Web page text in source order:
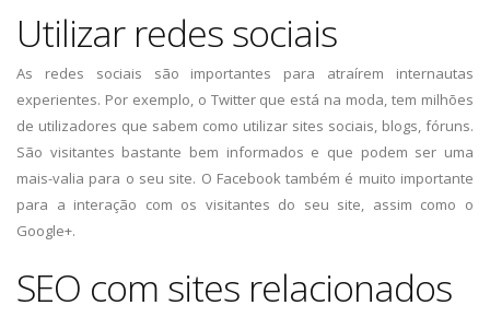
Utilizar redes sociais
As redes sociais são importantes para atraírem internautas
experientes. Por exemplo, o Twitter que está na moda, tem milhões
de utilizadores que sabem como utilizar sites sociais, blogs, fóruns.
São visitantes bastante bem informados e que podem ser uma
mais-valia para o seu site. O Facebook também é muito importante
para a interação com os visitantes do seu site, assim como o
Google+.
SEO com sites relacionados